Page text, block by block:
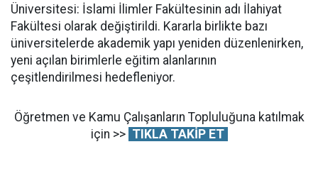
Üniversitesi: İslami İlimler Fakültesinin adı İlahiyat
Fakültesi olarak değiştirildi. Kararla birlikte bazı
üniversitelerde akademik yapı yeniden düzenlenirken,
yeni açılan birimlerle eğitim alanlarının
çeşitlendirilmesi hedefleniyor.
Öğretmen ve Kamu Çalışanların Topluluğuna katılmak
için >> TIKLA TAKİP ET